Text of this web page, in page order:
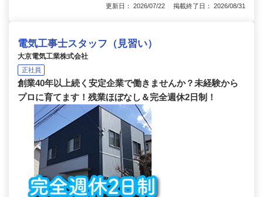
更新日： 2026/07/22 掲載終了日： 2026/08/31
電気工事士スタッフ（見習い）
大京電気工業株式会社
正社員
創業40年以上続く安定企業で働きませんか？未経験から
プロに育てます！残業ほぼなし＆完全週休2日制！